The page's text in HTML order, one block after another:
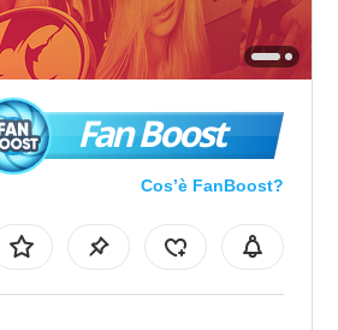
Fan Boost
Cos’è FanBoost?